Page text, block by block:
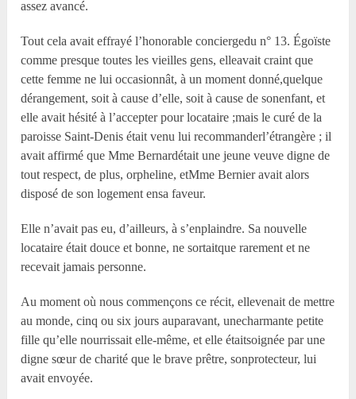
assez avancé.
Tout cela avait effrayé l’honorable conciergedu n° 13. Égoïste
comme presque toutes les vieilles gens, elleavait craint que
cette femme ne lui occasionnât, à un moment donné,quelque
dérangement, soit à cause d’elle, soit à cause de sonenfant, et
elle avait hésité à l’accepter pour locataire ;mais le curé de la
paroisse Saint-Denis était venu lui recommanderl’étrangère ; il
avait affirmé que Mme Bernardétait une jeune veuve digne de
tout respect, de plus, orpheline, etMme Bernier avait alors
disposé de son logement ensa faveur.
Elle n’avait pas eu, d’ailleurs, à s’enplaindre. Sa nouvelle
locataire était douce et bonne, ne sortaitque rarement et ne
recevait jamais personne.
Au moment où nous commençons ce récit, ellevenait de mettre
au monde, cinq ou six jours auparavant, unecharmante petite
fille qu’elle nourrissait elle-même, et elle étaitsoignée par une
digne sœur de charité que le brave prêtre, sonprotecteur, lui
avait envoyée.